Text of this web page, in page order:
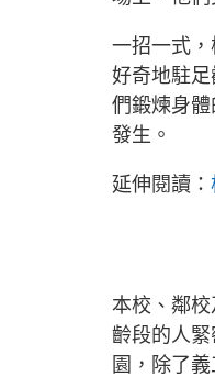
一招一式
好奇地駐
們鍛煉身
發生。
延伸閱讀：
本校、鄰
齡段的人
園，除了